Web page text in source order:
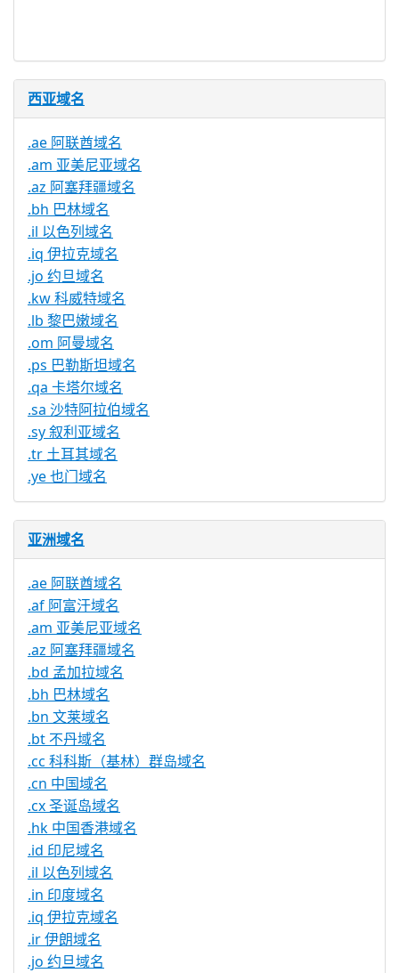
西亚域名
.ae 阿联酋域名
.am 亚美尼亚域名
.az 阿塞拜疆域名
.bh 巴林域名
.il 以色列域名
.iq 伊拉克域名
.jo 约旦域名
.kw 科威特域名
.lb 黎巴嫩域名
.om 阿曼域名
.ps 巴勒斯坦域名
.qa 卡塔尔域名
.sa 沙特阿拉伯域名
.sy 叙利亚域名
.tr 土耳其域名
.ye 也门域名
亚洲域名
.ae 阿联酋域名
.af 阿富汗域名
.am 亚美尼亚域名
.az 阿塞拜疆域名
.bd 孟加拉域名
.bh 巴林域名
.bn 文莱域名
.bt 不丹域名
.cc 科科斯（基林）群岛域名
.cn 中国域名
.cx 圣诞岛域名
.hk 中国香港域名
.id 印尼域名
.il 以色列域名
.in 印度域名
.iq 伊拉克域名
.ir 伊朗域名
.jo 约旦域名